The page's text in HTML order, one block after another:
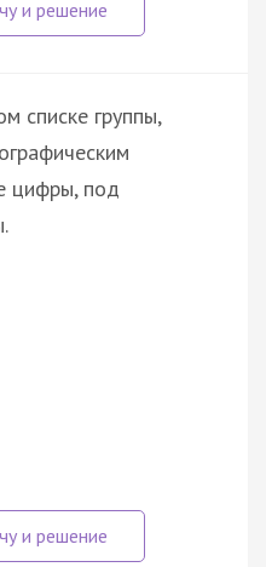
списке группы,
цифры, под